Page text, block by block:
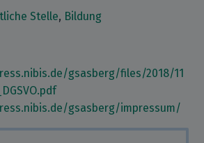
Stelle, Bildung
gsasberg/files/2018/11
gsasberg/impressum/